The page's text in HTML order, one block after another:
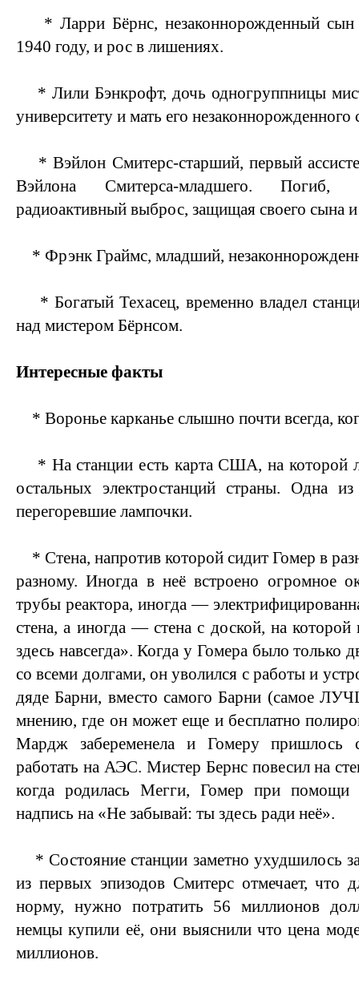
* Ларри Бёрнс, незаконнорожденный сын
1940 году, и рос в лишениях.
* Лили Бэнкрофт, дочь одногруппницы
университету и мать его
* Вэйлон Смитерс-старший, первый
Вэйлона Смитерса-младшего. Погиб,
радиоактивный выброс, защищая своего сына
* Фрэнк Граймс, младший,
* Богатый Техасец, временно владел
над мистером Бёрнсом.
Интересные факты
* Воронье карканье слышно почти всегда,
* На станции есть карта США, на которой
остальных электростанций страны. Одна
перегоревшие лампочки.
* Стена, напротив которой сидит Гомер в
разному. Иногда в неё встроено огромное
трубы реактора, иногда —
стена, а иногда — стена с доской, на
здесь навсегда». Когда у Гомера было только
со всеми долгами, он уволился с работы и
дяде Барни, вместо самого Барни (самое
мнению, где он может еще и бесплатно
Мардж забеременела и Гомеру пришлось
работать на АЭС. Мистер Бернс повесил на
когда родилась Мегги, Гомер при помощи
надпись на «Не забывай: ты здесь ради неё».
* Состояние станции заметно ухудшилось
из первых эпизодов Смитерс отмечает, что
норму, нужно потратить 56 миллионов
немцы купили её, они выяснили что цена
миллионов.